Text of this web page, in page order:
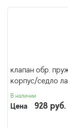
клапан обр.
корпус/седло
В наличии
Цена 928 руб.